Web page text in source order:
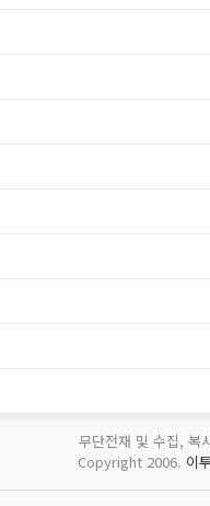
무단전재 및 수집, 복
Copyright 2006. 이